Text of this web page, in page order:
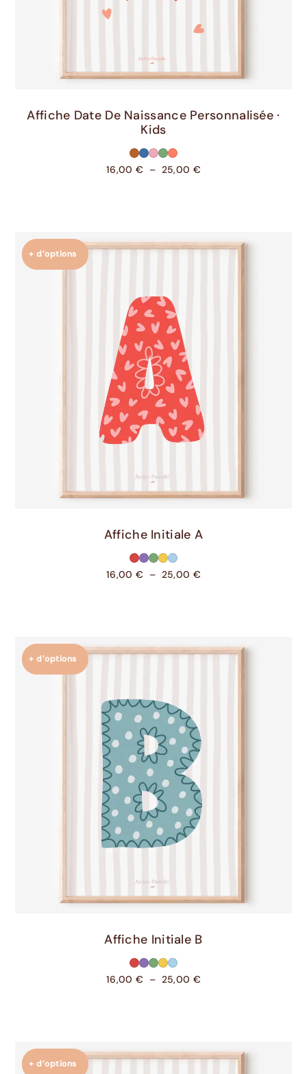
Choix Des Options
Affiche Date De Naissance Personnalisée ·
Kids
16,00 € – 25,00 €
+ d’options
Choix Des Options
Affiche Initiale A
16,00 € – 25,00 €
+ d’options
Choix Des Options
Affiche Initiale B
16,00 € – 25,00 €
+ d’options